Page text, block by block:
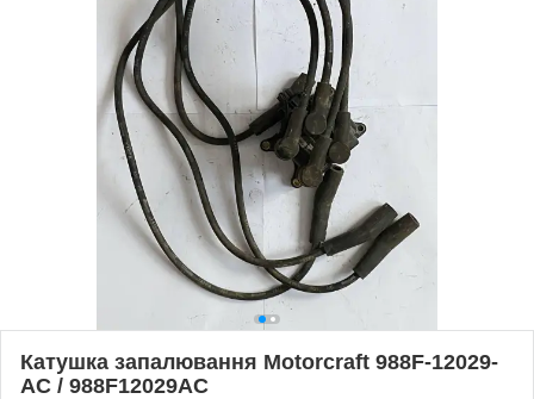
Катушка запалювання Motorcraft 988F-12029-
AC / 988F12029AC